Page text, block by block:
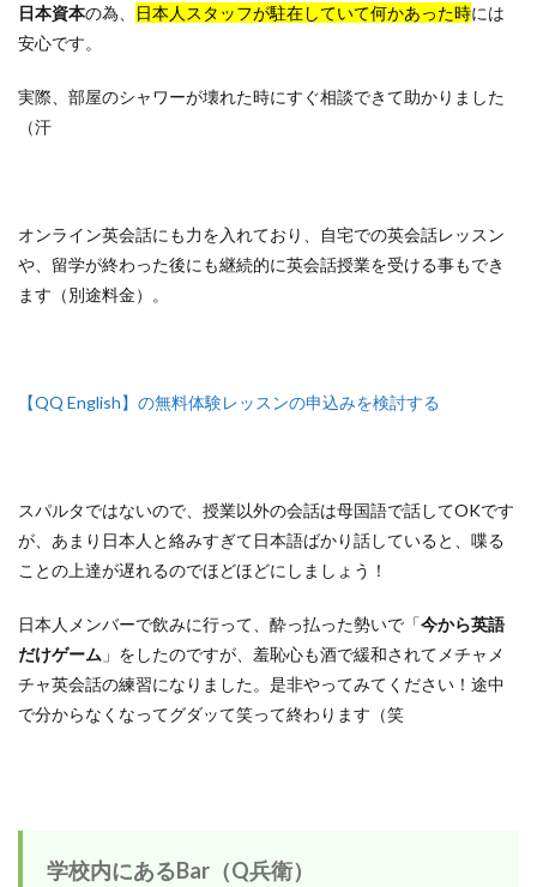
日本資本の為、 日本人スタッフが駐在していて何かあった時には
安心です。
実際、部屋のシャワーが壊れた時にすぐ相談できて助かりました
（汗
オンライン英会話にも力を入れており、自宅での英会話レッスン
や、留学が終わった後にも継続的に英会話授業を受ける事もでき
ます（別途料金）。
【QQ English】の無料体験レッスンの申込みを検討する
スパルタではないので、授業以外の会話は母国語で話してOKです
が、あまり日本人と絡みすぎて日本語ばかり話していると、喋る
ことの上達が遅れるのでほどほどにしましょう！
日本人メンバーで飲みに行って、酔っ払った勢いで「今から英語
だけゲーム 」をしたのですが、羞恥心も酒で緩和されてメチャメ
チャ英会話の練習になりました。是非やってみてください！途中
で分からなくなってグダッて笑って終わります（笑
学校内にあるBar（Q兵衛）